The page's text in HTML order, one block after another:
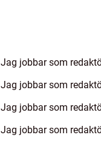
Jag jobbar som
Jag jobbar som
Jag jobbar som
Jag jobbar som